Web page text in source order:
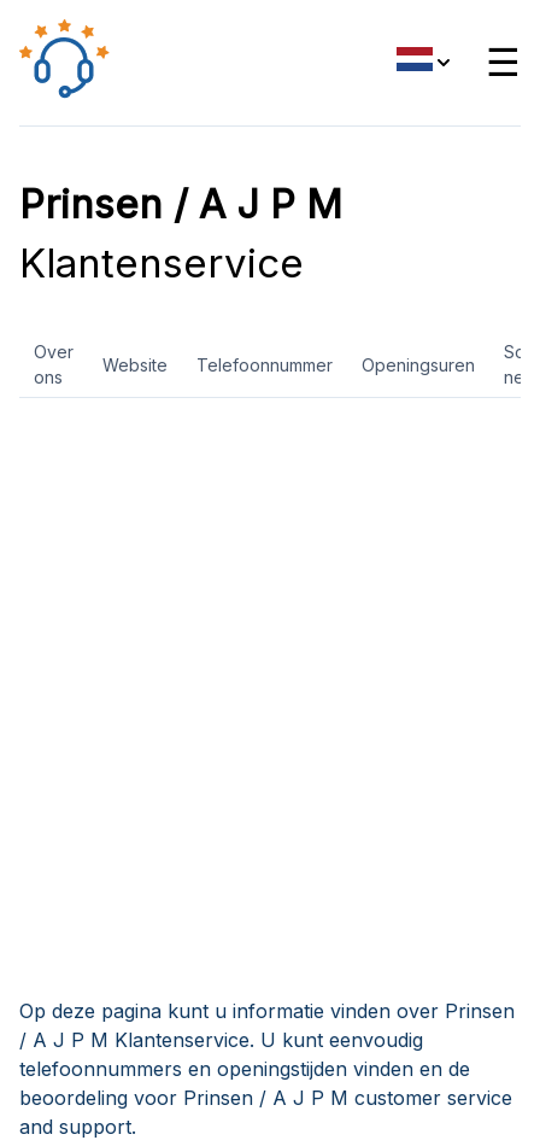
☰
Prinsen / A J P M
Klantenservice
Over
ons
Website Telefoonnummer Openingsuren
Op deze pagina kunt u informatie vinden over Prinsen
/ A J P M Klantenservice. U kunt eenvoudig
telefoonnummers en openingstijden vinden en de
beoordeling voor Prinsen / A J P M customer service
and support.